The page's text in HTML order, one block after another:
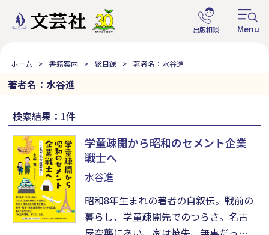
ホーム 書籍案内 総目録 著者名：水谷進
著者名：水谷進
検索結果：1件
学童疎開から昭和のセメント企業
戦士へ
水谷進
昭和8年生まれの著者の自叙伝。戦前の
暮らし、学童疎開先でのつらさ。名古